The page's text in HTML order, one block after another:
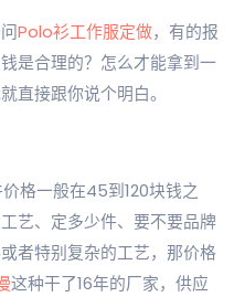
Polo衫工作服定做，有的报
是合理的？怎么才能拿到一
直接跟你说个明白。
格一般在45到120块钱之
艺、定多少件、要不要品牌
者特别复杂的工艺，那价格
这种干了16年的厂家，供应